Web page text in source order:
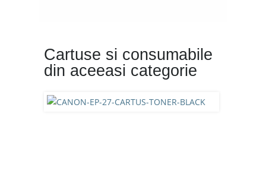
Cartuse si consumabile
din aceeasi categorie